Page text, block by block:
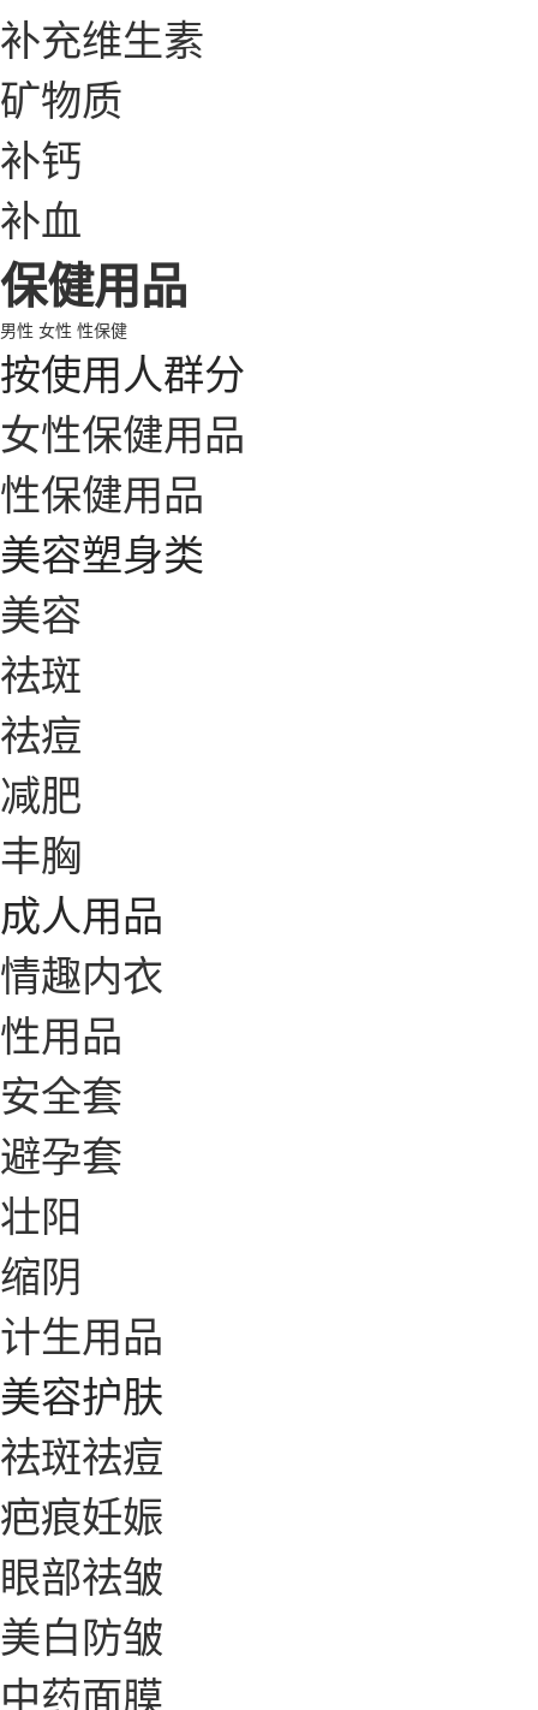
补充维生素
矿物质
补钙
补血
保健用品
男性 女性 性保健
按使用人群分
女性保健用品
性保健用品
美容塑身类
美容
祛斑
祛痘
减肥
丰胸
成人用品
情趣内衣
性用品
安全套
避孕套
壮阳
缩阴
计生用品
美容护肤
祛斑祛痘
疤痕妊娠
眼部祛皱
美白防皱
中药面膜